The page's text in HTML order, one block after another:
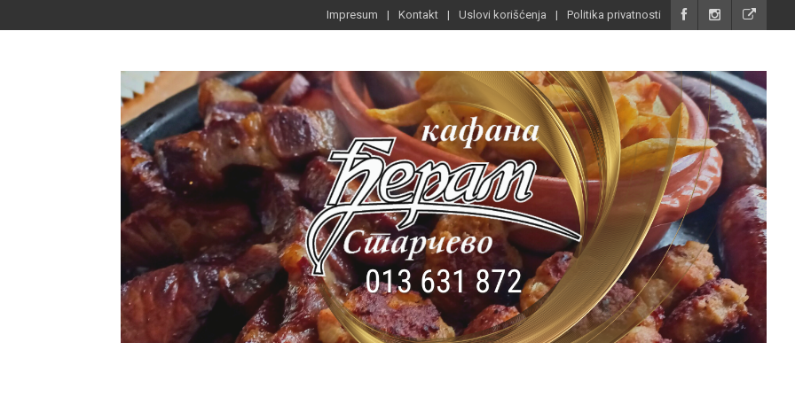
Impresum Kontakt Uslovi korišćenja Politika privatnosti